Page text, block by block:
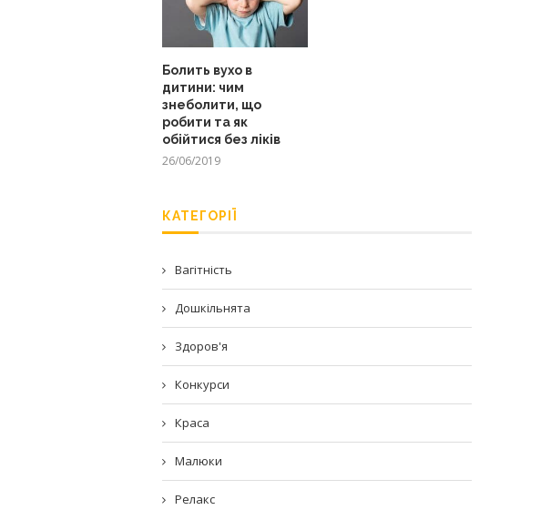
Болить вухо в
дитини: чим
знеболити, що
робити та як
обійтися без ліків
26/06/2019
КАТЕГОРІЇ
Вагітність
Дошкільнята
Здоров'я
Конкурси
Краса
Малюки
Релакс